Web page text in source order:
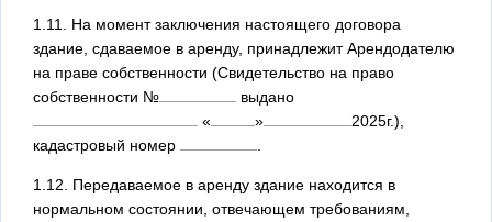
1.11. На момент заключения настоящего договора
здание, сдаваемое в аренду, принадлежит Арендодателю
на праве собственности (Свидетельство на право
собственности №
выдано
«
» 2025г.),
кадастровый номер
1.12. Передаваемое в аренду здание находится в
нормальном состоянии, отвечающем требованиям,